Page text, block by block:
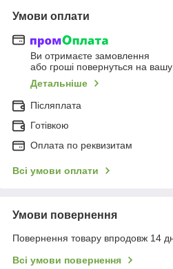
Умови оплати
Ви отримаєте замовлення
або гроші повернуться на вашу
Детальніше
Післяплата
Готівкою
Оплата по реквизитам
Всі умови оплати
Умови повернення
Повернення товару впродовж 14
Всі умови повернення